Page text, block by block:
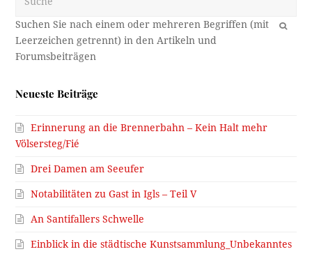
OK
Neueste Beiträge
Erinnerung an die Brennerbahn – Kein Halt mehr
Völsersteg/Fié
Drei Damen am Seeufer
Notabilitäten zu Gast in Igls – Teil V
An Santifallers Schwelle
Einblick in die städtische Kunstsammlung_Unbekanntes